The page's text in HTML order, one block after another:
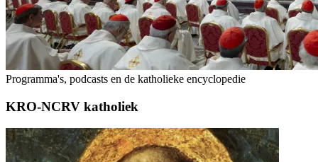
Programma's, podcasts en de katholieke encyclopedie
KRO-NCRV katholiek